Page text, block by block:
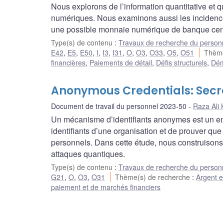
Nous explorons de l’information quantitative et
numériques. Nous examinons aussi les
une possible monnaie numérique de banque
Type(s) de contenu : Travaux de recherche du
E42, E5, E50, I, I3, I31 , O, O3, O33, O5, O51
financières, Paiements de détail, Défis structurels,
Anonymous Credentials:
Document de travail du personnel 2023-50 Raza Ali
Un mécanisme d’identifiants anonymes est un
identifiants d’une organisation et de prouver
personnels. Dans cette étude, nous
attaques quantiques.
Type(s) de contenu : Travaux de recherche du
G21 , O, O3, O31 Thème(s) de recherche :Argent
paiement et de marchés financiers